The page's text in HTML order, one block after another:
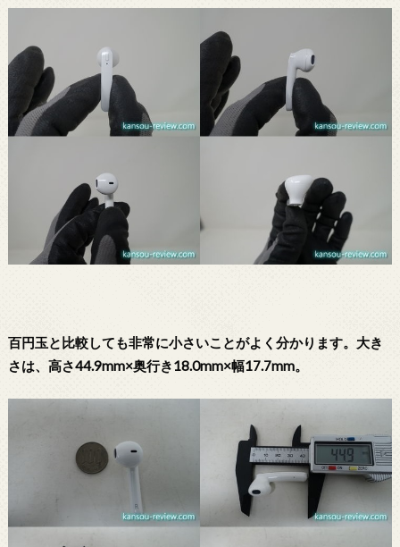
百円玉と比較しても非常に小さいことがよく分かります。大き
さは、高さ44.9mm×奥行き18.0mm×幅17.7mm。